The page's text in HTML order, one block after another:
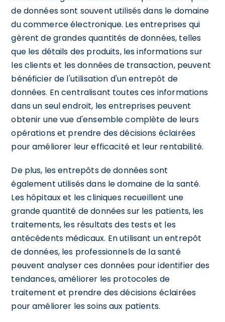
de données sont souvent utilisés dans le domaine
du commerce électronique. Les entreprises qui
gèrent de grandes quantités de données, telles
que les détails des produits, les informations sur
les clients et les données de transaction, peuvent
bénéficier de l'utilisation d'un entrepôt de
données. En centralisant toutes ces informations
dans un seul endroit, les entreprises peuvent
obtenir une vue d'ensemble complète de leurs
opérations et prendre des décisions éclairées
pour améliorer leur efficacité et leur rentabilité.
De plus, les entrepôts de données sont
également utilisés dans le domaine de la santé.
Les hôpitaux et les cliniques recueillent une
grande quantité de données sur les patients, les
traitements, les résultats des tests et les
antécédents médicaux. En utilisant un entrepôt
de données, les professionnels de la santé
peuvent analyser ces données pour identifier des
tendances, améliorer les protocoles de
traitement et prendre des décisions éclairées
pour améliorer les soins aux patients.